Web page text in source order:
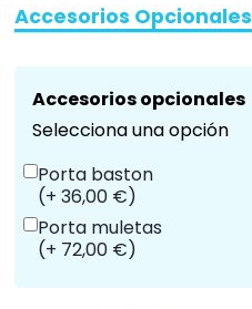
Accesorios Opcionales
Accesorios opcionales
Selecciona una opción
Porta baston
(+ 36,00 €)
Porta muletas
(+ 72,00 €)